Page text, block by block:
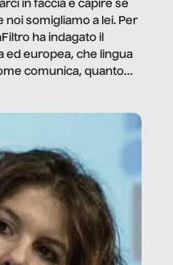
in faccia e capire se
noi somigliamo a lei. Per
ha indagato il
ed europea, che lingua
comunica, quanto